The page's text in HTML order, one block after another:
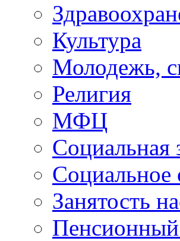
Культура
Молодежь,
Религия
МФЦ
Социальная
Социальное
Занятость